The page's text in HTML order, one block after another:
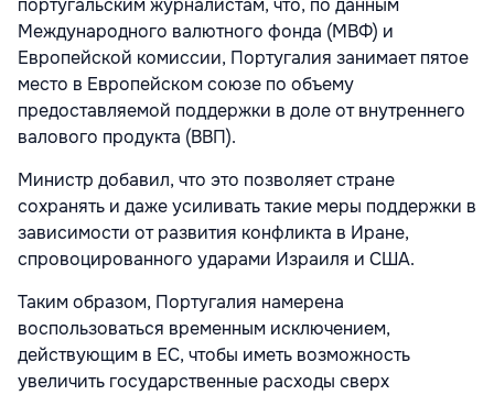
португальским журналистам, что, по данным
Международного валютного фонда (МВФ) и
Европейской комиссии, Португалия занимает пятое
место в Европейском союзе по объему
предоставляемой поддержки в доле от внутреннего
валового продукта (ВВП).
Министр добавил, что это позволяет стране
сохранять и даже усиливать такие меры поддержки в
зависимости от развития конфликта в Иране,
спровоцированного ударами Израиля и США.
Таким образом, Португалия намерена
воспользоваться временным исключением,
действующим в ЕС, чтобы иметь возможность
увеличить государственные расходы сверх